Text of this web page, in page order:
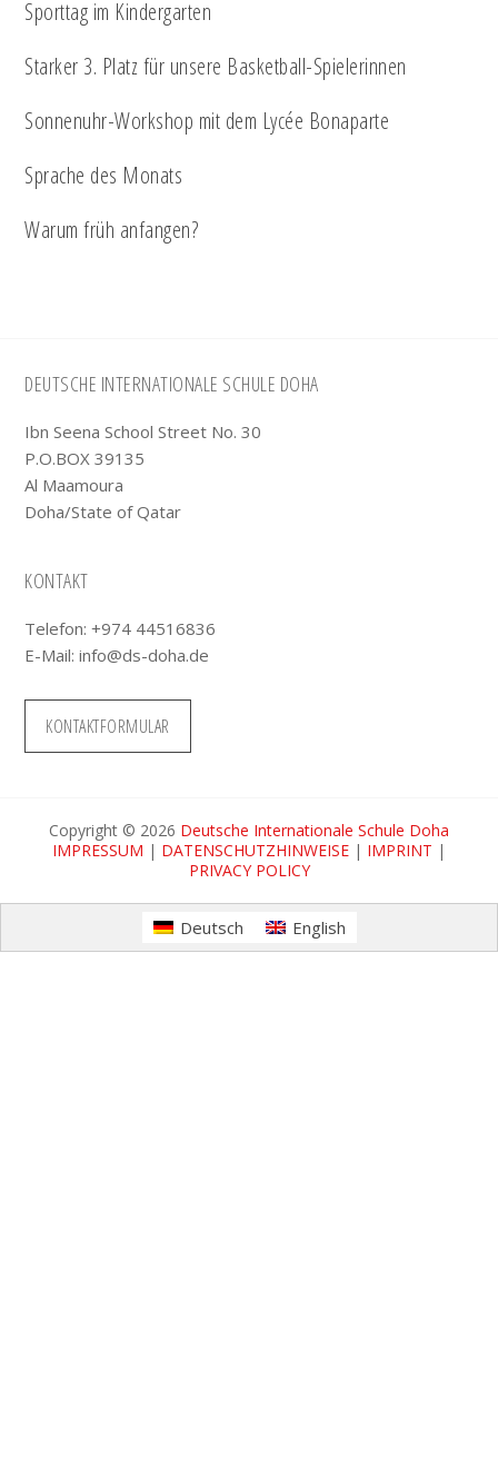
Sporttag im Kindergarten
Starker 3. Platz für unsere Basketball-Spielerinnen
Sonnenuhr-Workshop mit dem Lycée Bonaparte
Sprache des Monats
Warum früh anfangen?
Footer
DEUTSCHE INTERNATIONALE SCHULE DOHA
Ibn Seena School Street No. 30
P.O.BOX 39135
Al Maamoura
Doha/State of Qatar
KONTAKT
Telefon: +974 44516836
E-Mail:info@ds-doha.de
KONTAKTFORMULAR
Copyright © 2026 Deutsche Internationale Schule Doha
IMPRESSUM | DATENSCHUTZHINWEISE | IMPRINT |
PRIVACY POLICY
Deutsch English